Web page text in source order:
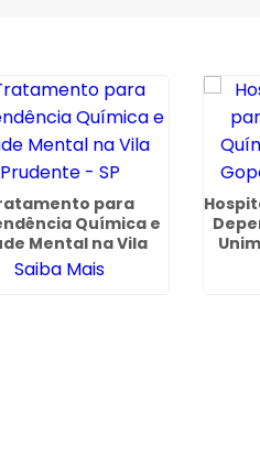
para
Química e
Mental na Vila
Prudente - SP
Saiba Mais